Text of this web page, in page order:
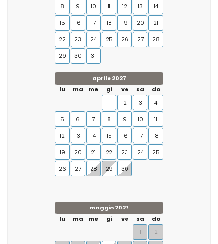
8 9 10 11 12 13 14
15 16 17 18 19 20 21
22 23 24 25 26 27 28
29 30 31
aprile 2027
lu
ma me gi ve sa
do
1
2 3 4
5 6 7 8 9 10 11
12 13 14 15 16 17 18
19 20 21 22 23 24 25
26 27 28 29 30
maggio 2027
lu
ma me gi ve sa
do
1
2